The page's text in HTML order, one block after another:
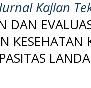
Kajian
DAN
KESEHATAN